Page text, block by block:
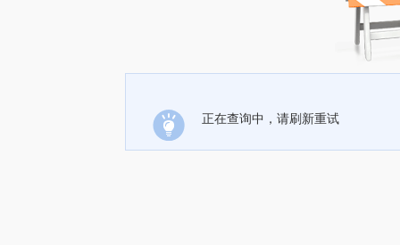
正在查询中，请刷新重试